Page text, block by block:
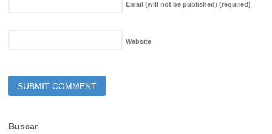
Email (will not be published) (required)
Website
Buscar